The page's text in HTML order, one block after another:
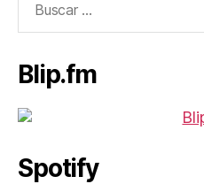
Blip.fm
Spotify